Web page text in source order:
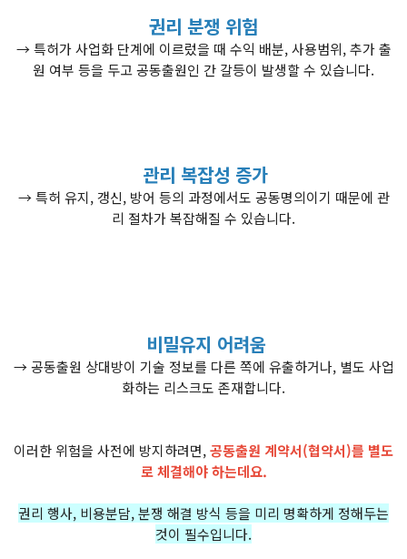
권리 분쟁 위험
→ 특허가 사업화 단계에 이르렀을 때 수익 배분, 사용범위, 추가 출
원 여부 등을 두고 공동출원인 간 갈등이 발생할 수 있습니다.
관리 복잡성 증가
→ 특허 유지, 갱신, 방어 등의 과정에서도 공동명의이기 때문에 관
리 절차가 복잡해질 수 있습니다.
비밀유지 어려움
→ 공동출원 상대방이 기술 정보를 다른 쪽에 유출하거나, 별도 사업
화하는 리스크도 존재합니다.
이러한 위험을 사전에 방지하려면,공동출원 계약서(협약서)를 별도
로 체결해야 하는데요.
권리 행사, 비용분담, 분쟁 해결 방식 등을 미리 명확하게 정해두는
것이 필수입니다.